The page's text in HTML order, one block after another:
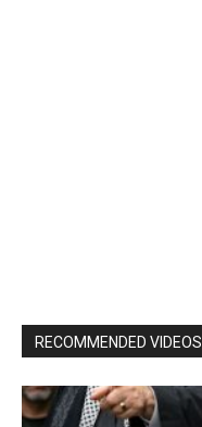
RECOMMENDED VIDEOS